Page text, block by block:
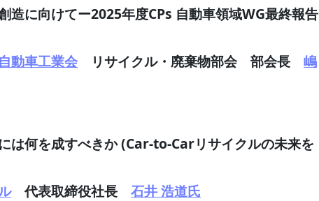
造に向けてー2025年度CPs 自動車領域WG最終報告
動車工業会 リサイクル・廃棄物部会 部会長 嶋
は何を成すべきか (Car-to-Carリサイクルの未来を
代表取締役社長 石井 浩道氏